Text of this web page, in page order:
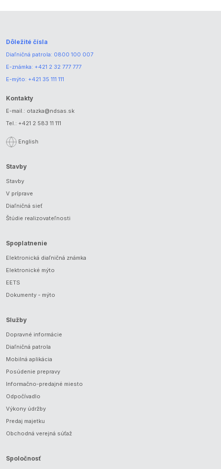
Dôležité čísla
Diaľničná patrola: 0800 100 007
E-známka: +421 2 32 777 777
E-mýto: +421 35 111 111
Kontakty
E-mail.: otazka@ndsas.sk
Tel.: +421 2 583 11 111
English
Stavby
Stavby
V príprave
Diaľničná sieť
Štúdie realizovateľnosti
Spoplatnenie
Elektronická diaľničná známka
Elektronické mýto
EETS
Dokumenty - mýto
Služby
Dopravné informácie
Diaľničná patrola
Mobilná aplikácia
Posúdenie prepravy
Informačno-predajné miesto
Odpočívadlo
Výkony údržby
Predaj majetku
Obchodná verejná súťaž
Spoločnosť